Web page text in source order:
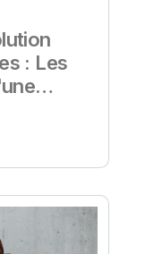
: Les